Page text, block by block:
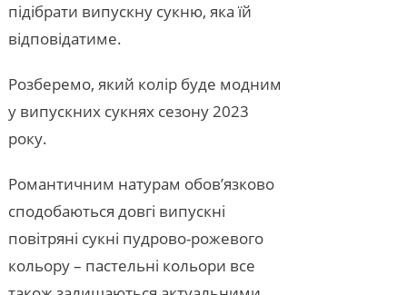
підібрати випускну сукню, яка їй
відповідатиме.
Розберемо, який колір буде модним
у випускних сукнях сезону 2023
року.
Романтичним натурам обов’язково
сподобаються довгі випускні
повітряні сукні пудрово-рожевого
кольору – пастельні кольори все